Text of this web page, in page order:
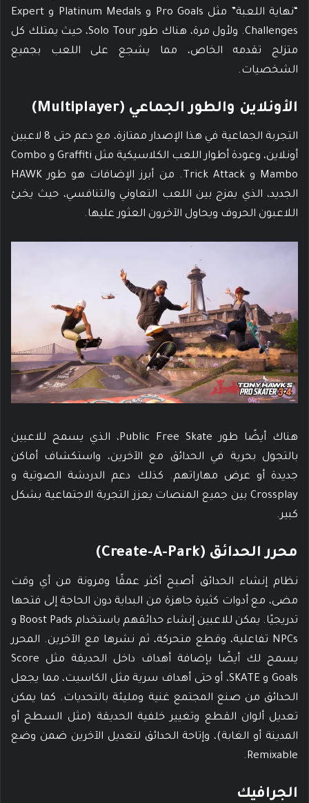
“نهاية اللعبة” مثل Pro Goals و Platinum Medals و Expert
Challenges. ولأول مرة، هناك طور Solo Tour، حيث يمتلك كل
متزلج تقدمه الخاص، مما يشجع على اللعب بجميع
الشخصيات.
الأونلاين والطور الجماعي (Multiplayer)
التجربة الجماعية في هذا الإصدار ممتازة، مع دعم حتى 8 لاعبين
أونلاين، وعودة أطوار اللعب الكلاسيكية مثل Graffiti و Combo
Mambo و Trick Attack. من أبرز الإضافات هو طور HAWK
الجديد، الذي يمزج بين اللعب التعاوني والتنافسي، حيث يخبئ
اللاعبون الحروف ويحاول الآخرون العثور عليها.
هناك أيضًا طور Public Free Skate، الذي يسمح للاعبين
بالتجول بحرية في الحدائق مع الآخرين، واستكشاف أماكن
جديدة أو عرض مهاراتهم. كذلك دعم الدردشة الصوتية و
Crossplay بين جميع المنصات يعزز التجربة الاجتماعية بشكل
كبير.
محرر الحدائق (Create-A-Park)
نظام إنشاء الحدائق أصبح أكثر عمقًا ومرونة من أي وقت
مضى، مع أدوات كثيرة جاهزة من البداية دون الحاجة إلى فتحها
تدريجيًا. يمكن للاعبين إنشاء حدائقهم باستخدام Boost Pads و
NPCs تفاعلية، وقطع متحركة، ثم نشرها مع الآخرين. المحرر
يسمح لك أيضًا بإضافة أهداف داخل الحديقة مثل Score
Goals و SKATE، أو حتى أهداف سرية مثل الكاسيت، مما يجعل
الحدائق من صنع المجتمع غنية ومليئة بالتحديات. كما يمكن
تعديل ألوان القطع وتغيير خلفية الحديقة (مثل السطح أو
المدينة أو الغابة)، وإتاحة الحدائق لتعديل الآخرين ضمن وضع
Remixable.
الجرافيك